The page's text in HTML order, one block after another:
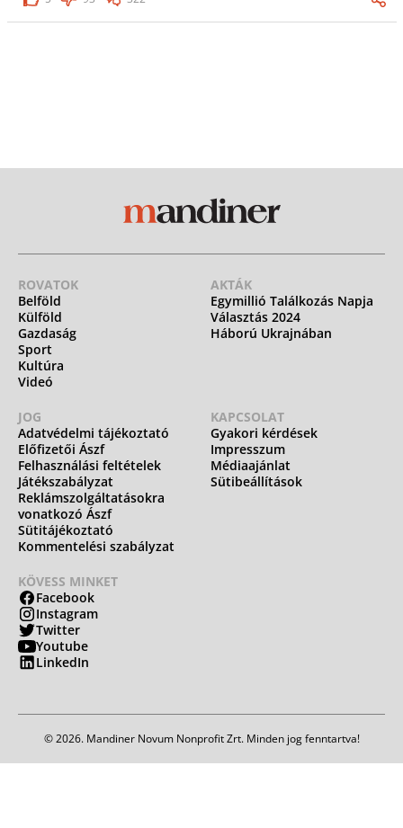
ROVATOK
Belföld
Külföld
Gazdaság
Sport
Kultúra
Videó
AKTÁK
Egymillió Találkozás Napja
Választás 2024
Háború Ukrajnában
JOG
Adatvédelmi tájékoztató
Előfizetői Ászf
Felhasználási feltételek
Játékszabályzat
Reklámszolgáltatásokra
vonatkozó Ászf
Sütitájékoztató
Kommentelési szabályzat
KAPCSOLAT
Gyakori kérdések
Impresszum
Médiaajánlat
Sütibeállítások
KÖVESS MINKET
Facebook
Instagram
Twitter
Youtube
LinkedIn
© 2026. Mandiner Novum Nonprofit Zrt. Minden jog fenntartva!